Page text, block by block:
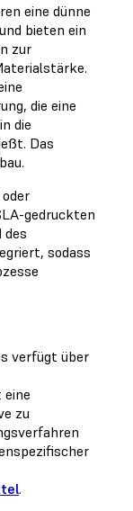
eine dünne
bieten ein
zur
die eine
die
Das
gedruckten
des
sodass
verfügt über
zu
.